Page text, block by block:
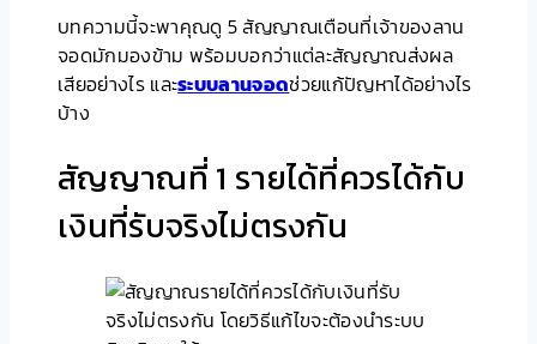
บทความนี้จะพาคุณดู 5 สัญญาณเตือนที่เจ้าของลาน
จอดมักมองข้าม พร้อมบอกว่าแต่ละสัญญาณส่งผล
เสียอย่างไร และระบบลานจอดช่วยแก้ปัญหาได้อย่างไร
บ้าง
สัญญาณที่ 1 รายได้ที่ควรได้กับ
เงินที่รับจริงไม่ตรงกัน